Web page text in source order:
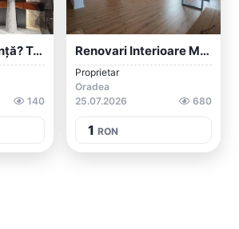
Gresie Sau Faianță? Tu Decizi, Noi Avem...
140
Renovari Interioare Meserias Zugrav
Proprietar
Oradea
25.07.2026
680
1 RON